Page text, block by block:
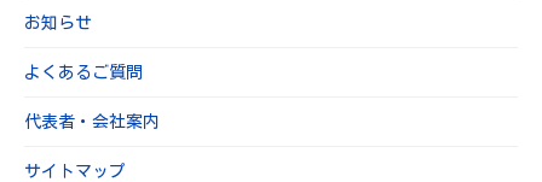
お知らせ
よくあるご質問
代表者・会社案内
サイトマップ